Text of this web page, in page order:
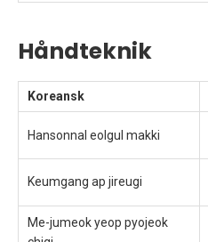
Håndteknik
Koreansk
Hansonnal eolgul makki
Keumgang ap jireugi
Me-jumeok yeop pyojeok